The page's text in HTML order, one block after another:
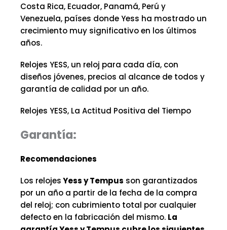
Costa Rica, Ecuador, Panamá, Perú y
Venezuela, países donde Yess ha mostrado un
crecimiento muy significativo en los últimos
años.
Relojes YESS, un reloj para cada día, con
diseños jóvenes, precios al alcance de todos y
garantía de calidad por un año.
Relojes YESS, La Actitud Positiva del Tiempo
Garantía:
Recomendaciones
Los relojesYess y Tempus son garantizados
por un año a partir de la fecha de la compra
del reloj; con cubrimiento total por cualquier
defecto en la fabricación del mismo. La